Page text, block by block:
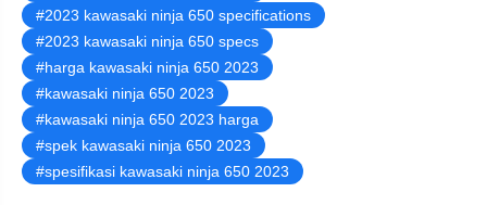
2023 kawasaki ninja 650 specifications
2023 kawasaki ninja 650 specs
harga kawasaki ninja 650 2023
kawasaki ninja 650 2023
kawasaki ninja 650 2023 harga
spek kawasaki ninja 650 2023
spesifikasi kawasaki ninja 650 2023